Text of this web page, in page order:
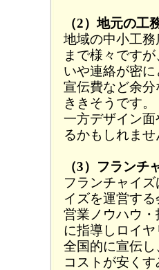
（2）地元の工
地域の中小工
まで様々です
いや連絡が密
宣伝費など余
ききそうです。
一方デザイン
るかもしれませ
（3）フランチ
フランチャイ
イズを運営す
営業ノウハウ
に指導しロイ
全国的に宣伝
コストが安く